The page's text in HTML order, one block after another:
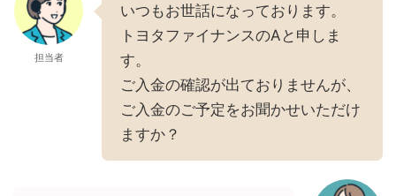
担当者
いつもお世話になっております。
トヨタファイナンスのAと申しま
す。
ご入金の確認が出ておりませんが、
ご入金のご予定をお聞かせいただけ
ますか？